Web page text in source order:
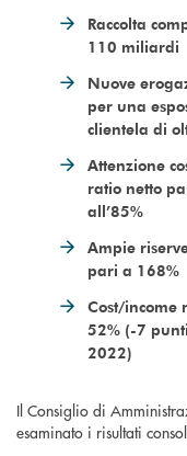
Raccolta
110 miliardi
Nuove
per una
clientela di
Attenzione
ratio netto
all’85%
Ampie
pari a 168%
Cost/income
52% (-7
2022)
Il Consiglio di
esaminato i risultati